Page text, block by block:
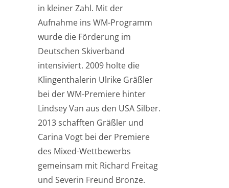
in kleiner Zahl. Mit der
Aufnahme ins WM-Programm
wurde die Förderung im
Deutschen Skiverband
intensiviert. 2009 holte die
Klingenthalerin Ulrike Gräßler
bei der WM-Premiere hinter
Lindsey Van aus den USA Silber.
2013 schafften Gräßler und
Carina Vogt bei der Premiere
des Mixed-Wettbewerbs
gemeinsam mit Richard Freitag
und Severin Freund Bronze.